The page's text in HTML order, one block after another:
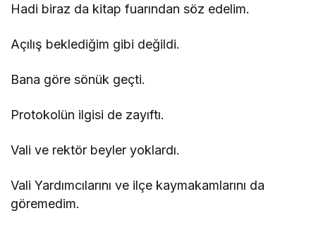
Hadi biraz da kitap fuarından söz edelim.
Açılış beklediğim gibi değildi.
Bana göre sönük geçti.
Protokolün ilgisi de zayıftı.
Vali ve rektör beyler yoklardı.
Vali Yardımcılarını ve ilçe kaymakamlarını da
göremedim.